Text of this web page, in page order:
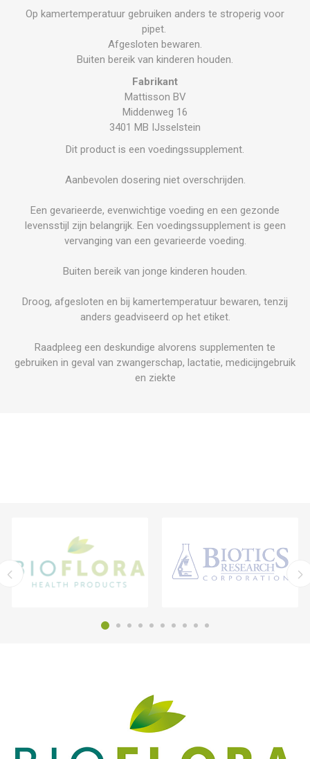
Op kamertemperatuur gebruiken anders te stroperig voor
pipet.
Afgesloten bewaren.
Buiten bereik van kinderen houden.
Fabrikant
Mattisson BV
Middenweg 16
3401 MB IJsselstein
Dit product is een voedingssupplement.
Aanbevolen dosering niet overschrijden.
Een gevarieerde, evenwichtige voeding en een gezonde
levensstijl zijn belangrijk. Een voedingssupplement is geen
vervanging van een gevarieerde voeding.
Buiten bereik van jonge kinderen houden.
Droog, afgesloten en bij kamertemperatuur bewaren, tenzij
anders geadviseerd op het etiket.
Raadpleeg een deskundige alvorens supplementen te
gebruiken in geval van zwangerschap, lactatie, medicijngebruik
en ziekte